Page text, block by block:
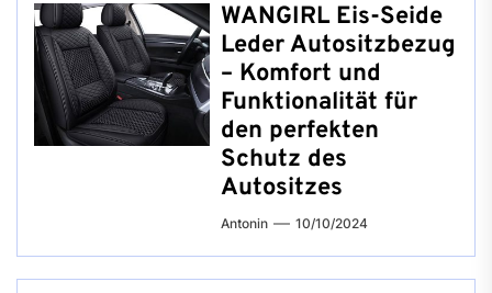
WANGIRL Eis-Seide
Leder Autositzbezug
– Komfort und
Funktionalität für
den perfekten
Schutz des
Autositzes
Antonin 10/10/2024